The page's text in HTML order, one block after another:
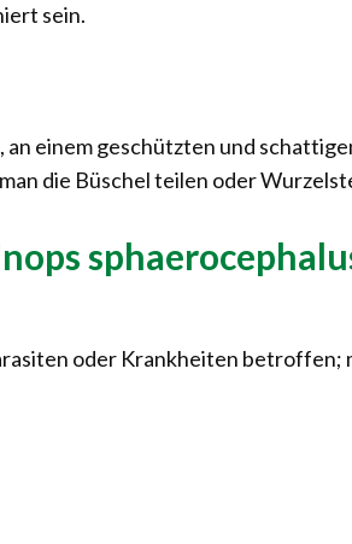
sein.
an einem geschützten und
die Büschel teilen oder
oder Krankheiten betroffen;